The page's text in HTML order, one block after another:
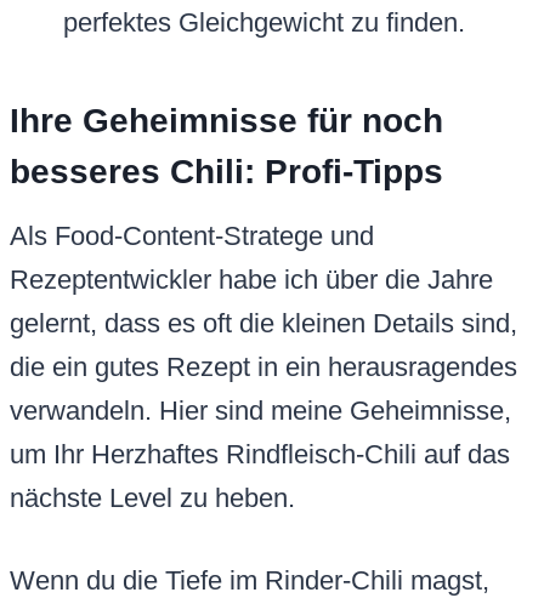
perfektes Gleichgewicht zu finden.
Ihre Geheimnisse für noch
besseres Chili: Profi-Tipps
Als Food-Content-Stratege und
Rezeptentwickler habe ich über die Jahre
gelernt, dass es oft die kleinen Details sind,
die ein gutes Rezept in ein herausragendes
verwandeln. Hier sind meine Geheimnisse,
um Ihr Herzhaftes Rindfleisch-Chili auf das
nächste Level zu heben.
Wenn du die Tiefe im Rinder-Chili magst,